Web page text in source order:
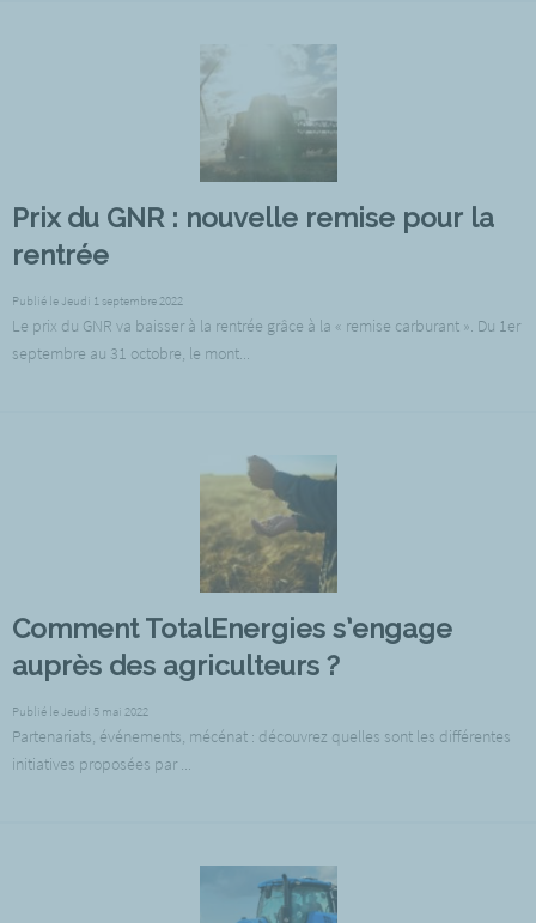
Prix du GNR : nouvelle remise pour la
rentrée
Publié le Jeudi 1 septembre 2022
Le prix du GNR va baisser à la rentrée grâce à la « remise carburant ». Du 1er
septembre au 31 octobre, le mont...
Comment TotalEnergies s’engage
auprès des agriculteurs ?
Publié le Jeudi 5 mai 2022
Partenariats, événements, mécénat : découvrez quelles sont les différentes
initiatives proposées par ...